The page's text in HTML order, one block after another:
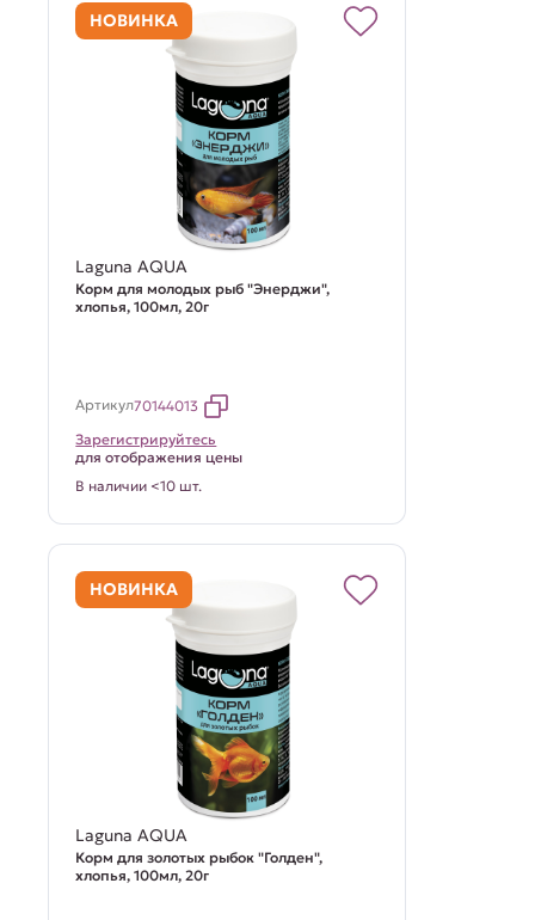
НОВИНКА
Laguna AQUA
Корм для молодых рыб "Энерджи",
хлопья, 100мл, 20г
Артикул70144013
Зарегистрируйтесь
для отображения цены
В наличии <10 шт.
НОВИНКА
Laguna AQUA
Корм для золотых рыбок "Голден",
хлопья, 100мл, 20г